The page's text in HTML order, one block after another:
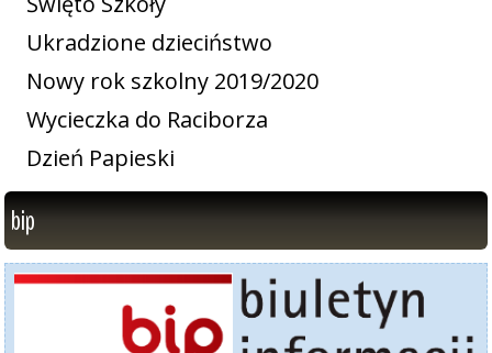
Ukradzione dzieciństwo
Nowy rok szkolny 2019/2020
Wycieczka do Raciborza
Dzień Papieski
bip